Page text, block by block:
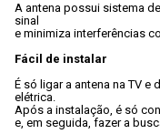
A antena possui sistema
sinal
e minimiza interferências
Fácil de instalar
É só ligar a antena na TV
elétrica.
Após a instalação, é só
e, em seguida, fazer a